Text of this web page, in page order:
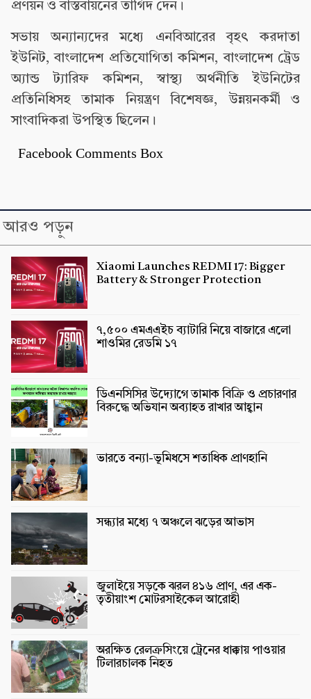
প্রণয়ন ও বাস্তবায়নের তাগিদ দেন।
সভায় অন্যান্যদের মধ্যে এনবিআরের বৃহৎ করদাতা
ইউনিট, বাংলাদেশ প্রতিযোগিতা কমিশন, বাংলাদেশ ট্রেড
অ্যান্ড ট্যারিফ কমিশন, স্বাস্থ্য অর্থনীতি ইউনিটের
প্রতিনিধিসহ তামাক নিয়ন্ত্রণ বিশেষজ্ঞ, উন্নয়নকর্মী ও
সাংবাদিকরা উপস্থিত ছিলেন।
Facebook Comments Box
আরও পড়ুন
Xiaomi Launches REDMI 17: Bigger
Battery & Stronger Protection
৭,৫০০ এমএএইচ ব্যাটারি নিয়ে বাজারে এলো
শাওমির রেডমি ১৭
ডিএনসিসির উদ্যোগে তামাক বিক্রি ও প্রচারণার
বিরুদ্ধে অভিযান অব্যাহত রাখার আহ্বান
ভারতে বন্যা-ভূমিধসে শতাধিক প্রাণহানি
সন্ধ্যার মধ্যে ৭ অঞ্চলে ঝড়ের আভাস
জুলাইয়ে সড়কে ঝরল ৪১৬ প্রাণ, এর এক-
তৃতীয়াংশ মোটরসাইকেল আরোহী
অরক্ষিত রেলক্রসিংয়ে ট্রেনের ধাক্কায় পাওয়ার
টিলারচালক নিহত